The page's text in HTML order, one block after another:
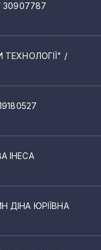
30907787
/
ІНЕСА
ДІНА ЮРІЇВНА